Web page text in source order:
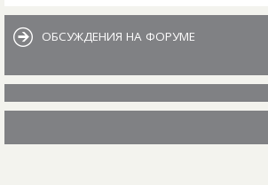
ОБСУЖДЕНИЯ НА ФОРУМЕ